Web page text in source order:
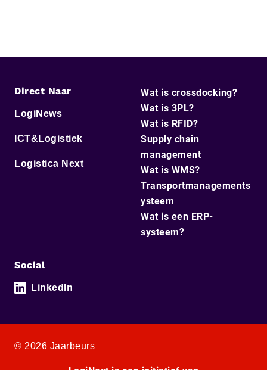
Direct Naar
LogiNews
ICT&Logistiek
Logistica Next
Wat is crossdocking?
Wat is 3PL?
Wat is RFID?
Supply chain
management
Wat is WMS?
Transportmanagements
ysteem
Wat is een ERP-
systeem?
Social
LinkedIn
© 2026 Jaarbeurs